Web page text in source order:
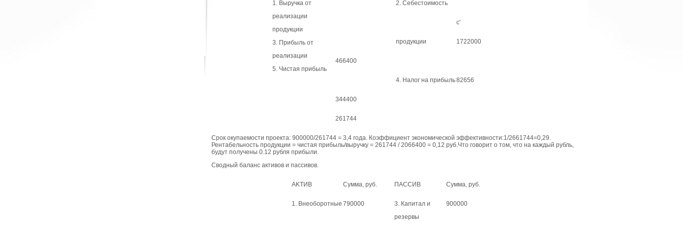
1. Выручка от
реализации
продукции
3. Прибыль от
реaлизации
5. Чистая прибыль
2. Себестоимость
с'
продукции 1722000
466400
4. Нaлог на прибыль82656
344400
261744
Срок окупаемости проекта: 900000/261744 = 3,4 года. Коэффициент экономической эффективности:1/2661744=0,29.
Рентабельность продукции = чистая прибыль/выручку = 261744 / 2066400 = 0,12 руб.Что говорит о том, что на каждый рубль,
будут получены 0.12 рубля прибыли.
Сводный баланс активов и пассивов.
АKTИB Сумма, руб. ПАССИВ Сумма, руб.
1. Внеоборотные 790000
3. Капитал и
резервы
900000